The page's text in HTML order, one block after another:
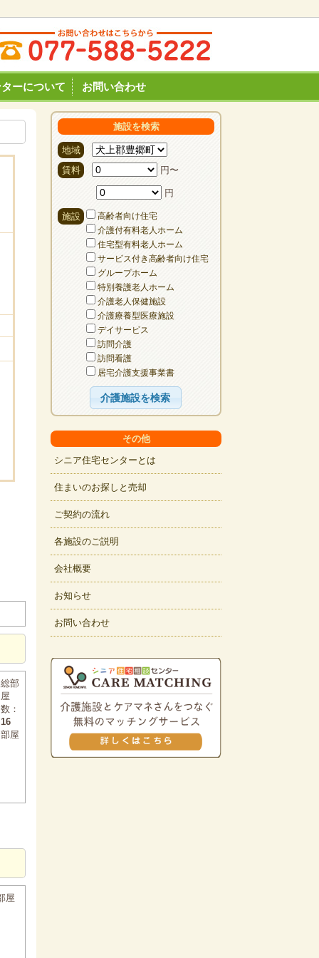
ーについて お問い合わせ
施設を検索
地域
賃料
円〜
円
施設
高齢者向け住宅
介護付有料老人ホーム
住宅型有料老人ホーム
サービス付き高齢者向け住宅
グループホーム
特別養護老人ホーム
介護老人保健施設
介護療養型医療施設
デイサービス
訪問介護
訪問看護
居宅介護支援事業書
その他
シニア住宅センターとは
住まいのお探しと売却
ご契約の流れ
各施設のご説明
会社概要
お知らせ
お問い合わせ
総部
屋
数：
16
部屋
屋